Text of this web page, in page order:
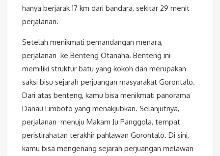
hanya berjarak 17 km dari bandara, sekitar 29 menit
perjalanan.
Setelah menikmati pemandangan menara,
perjalanan ke Benteng Otanaha. Benteng ini
memiliki struktur batu yang kokoh dan merupakan
saksi bisu sejarah perjuangan masyarakat Gorontalo.
Dari atas benteng, kamu bisa menikmati panorama
Danau Limboto yang menakjubkan. Selanjutnya,
perjalanan menuju Makam Ju Panggola, tempat
peristirahatan terakhir pahlawan Gorontalo. Di sini,
kamu bisa mengenang sejarah perjuangan melawan